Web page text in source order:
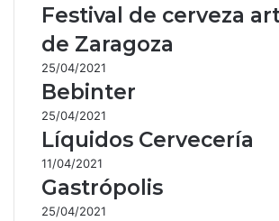
Festival de cerveza
de Zaragoza
25/04/2021
Bebinter
25/04/2021
Líquidos Cervecería
11/04/2021
Gastrópolis
25/04/2021